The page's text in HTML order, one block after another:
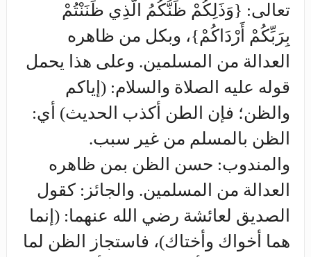
تعالى: {وَذَلِكُمْ ظَنُّكُمُ الَّذِي ظَنَنْتُمْ
بِرَبِّكُمْ أَرْدَاكُمْ}، وبكل من ظاهره
العدالة من المسلمين. وعلى هذا يحمل
قوله عليه الصلاة والسلام: (إياكم
والظن؛ فإن الطن أكذب الحديث) أي:
الظن بالمسلم من غير سبب.
والمندوب: حسن الظن بمن ظاهره
العدالة من المسلمين. والجائز: كقول
الصديق لعائشة رضي الله عنهما: (إنما
هما أخواك وأختاك)، فاستجاز الظن لما